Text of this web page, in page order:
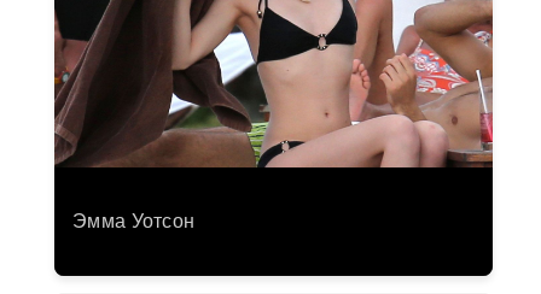
Эмма Уотсон